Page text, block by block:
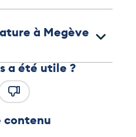
à Megève
a été utile ?
contenu